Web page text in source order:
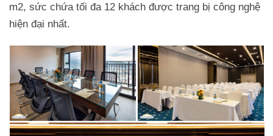
m2, sức chứa tối đa 12 khách được trang bị công nghệ
hiện đại nhất.